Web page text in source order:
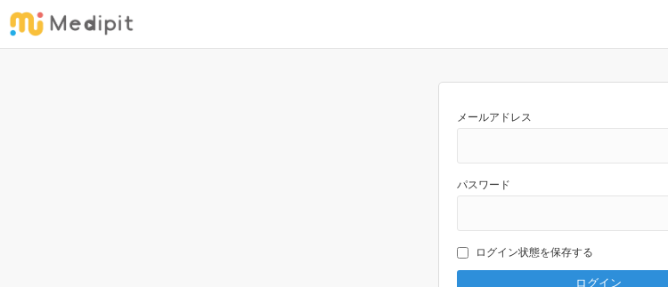
メールアドレス
パスワード
ログイン状態を保存する